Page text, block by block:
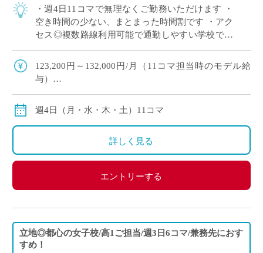
・週4日11コマで無理なくご勤務いただけます ・
空き時間の少ない、まとまった時間割です ・アク
セス◎複数路線利用可能で通勤しやすい学校です
ん ・高校数学幅広く担当でき、これま […]
123,200円～132,000円/月（11コマ担当時のモデル給
与）
※交通費別途
週4日（月・水・木・土）11コマ
詳しく見る
エントリーする
立地◎都心の女子校/高1ご担当/週3日6コマ/兼務先におす
すめ！